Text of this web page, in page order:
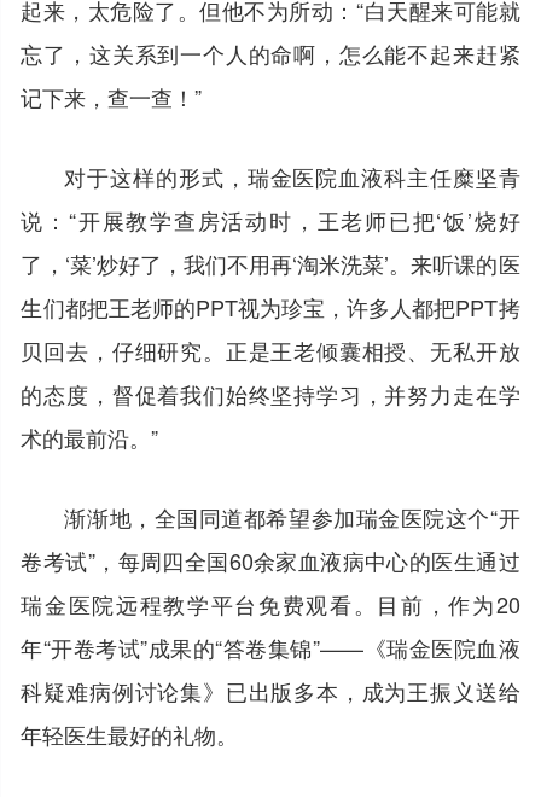
起来，太危险了。但他不为所动：“白天醒来可能就
忘了，这关系到一个人的命啊，怎么能不起来赶紧
记下来，查一查！”
对于这样的形式，瑞金医院血液科主任糜坚青
说：“开展教学查房活动时，王老师已把‘饭’烧好
了，‘菜’炒好了，我们不用再‘淘米洗菜’。来听课的医
生们都把王老师的PPT视为珍宝，许多人都把PPT拷
贝回去，仔细研究。正是王老倾囊相授、无私开放
的态度，督促着我们始终坚持学习，并努力走在学
术的最前沿。”
渐渐地，全国同道都希望参加瑞金医院这个“开
卷考试”，每周四全国60余家血液病中心的医生通过
瑞金医院远程教学平台免费观看。目前，作为20
年“开卷考试”成果的“答卷集锦”——《瑞金医院血液
科疑难病例讨论集》已出版多本，成为王振义送给
年轻医生最好的礼物。